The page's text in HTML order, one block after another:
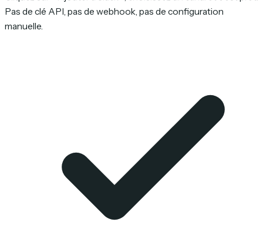
Pas de clé API, pas de webhook, pas de configuration
manuelle.